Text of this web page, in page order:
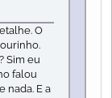
O
Sim eu
falou
nada. E a